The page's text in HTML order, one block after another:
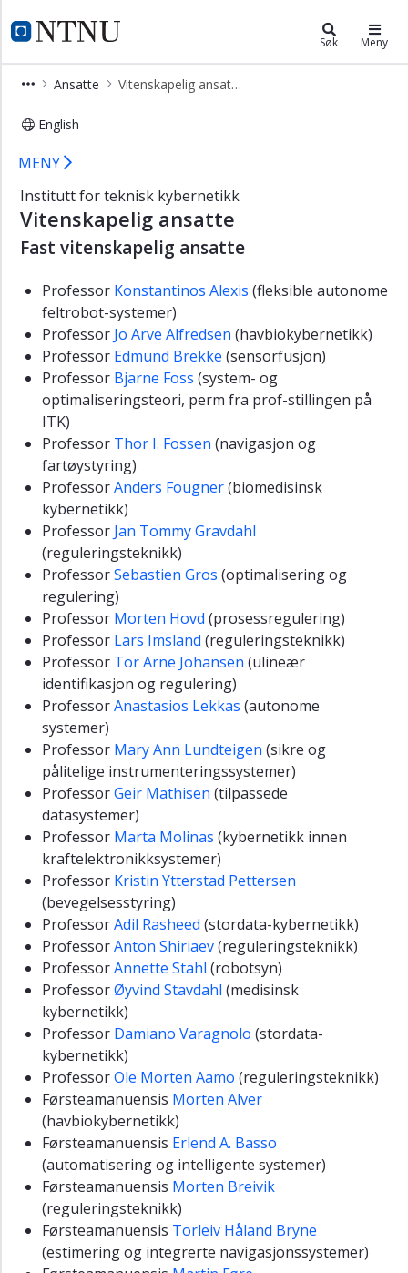
NTNU Hjemmeside
Institutt for teknisk kybernetikk
Søk Meny
Ansatte Vitenskapelig ansatte
English
Vitenskapelig ansatte ved Institutt
×
Studier
Ansatte
Vitenskapelig
Administrasjon
Teknisk
Stipendiater
Ledige
stillinger
Kybernetikken
media
Kontakt
instituttet
MENY
Institutt for teknisk kybernetikk
Vitenskapelig ansatte
Fast vitenskapelig ansatte
Professor Konstantinos Alexis (fleksible autonome
feltrobot-systemer)
Professor Jo Arve Alfredsen (havbiokybernetikk)
Professor Edmund Brekke (sensorfusjon)
Professor Bjarne Foss (system- og
optimaliseringsteori, perm fra prof-stillingen på
ITK)
Professor Thor I. Fossen (navigasjon og
fartøystyring)
ProfessorAnders Fougner(biomedisinsk
kybernetikk)
Professor Jan Tommy Gravdahl
(reguleringsteknikk)
ProfessorSebastien Gros (optimalisering og
regulering)
Professor Morten Hovd (prosessregulering)
Professor Lars Imsland (reguleringsteknikk)
Professor Tor Arne Johansen (ulineær
identifikasjon og regulering)
ProfessorAnastasios Lekkas (autonome
systemer)
Professor Mary Ann Lundteigen (sikre og
pålitelige instrumenteringssystemer)
ProfessorGeir Mathisen (tilpassede
datasystemer)
Professor Marta Molinas (kybernetikk innen
kraftelektronikksystemer)
Professor Kristin Ytterstad Pettersen
(bevegelsesstyring)
ProfessorAdil Rasheed (stordata-kybernetikk)
ProfessorAnton Shiriaev(reguleringsteknikk)
ProfessorAnnette Stahl (robotsyn)
ProfessorØyvind Stavdahl (medisinsk
kybernetikk)
Professor Damiano Varagnolo (stordata-
kybernetikk)
ProfessorOle Morten Aamo (reguleringsteknikk)
Førsteamanuensis Morten Alver
(havbiokybernetikk)
Førsteamanuensis Erlend A. Basso
(automatisering og intelligente systemer)
Førsteamanuensis Morten Breivik
(reguleringsteknikk)
Førsteamanuensis Torleiv Håland Bryne
(estimering og integrerte navigasjonssystemer)